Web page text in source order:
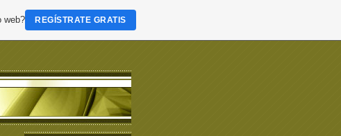
web? REGÍSTRATE GRATIS